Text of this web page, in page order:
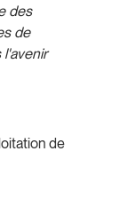
des
de
l'avenir
de